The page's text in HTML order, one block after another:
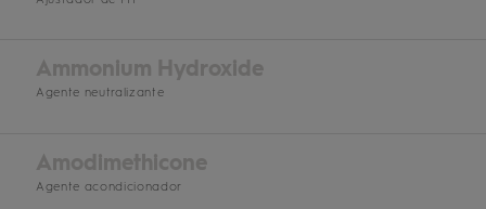
Ammonium Hydroxide
Agente neutralizante
Amodimethicone
Agente acondicionador